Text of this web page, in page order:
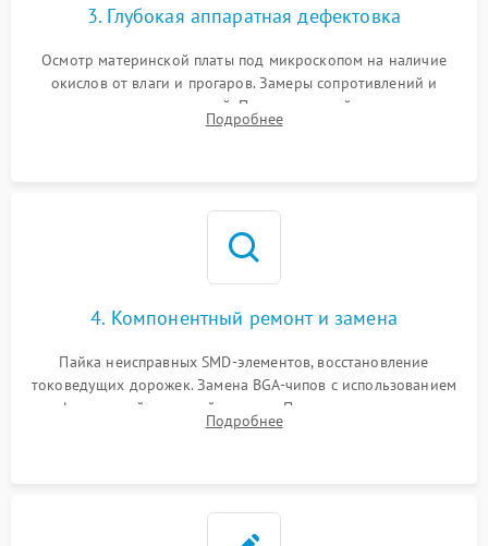
3. Глубокая аппаратная дефектовка
Осмотр материнской платы под микроскопом на наличие
окислов от влаги и прогаров. Замеры сопротивлений и
дежурных напряжений. Проверка цепей питания,
мультиконтроллера, процессора и видеочипа.
Подробнее
4. Компонентный ремонт и замена
Пайка неисправных SMD-элементов, восстановление
токоведущих дорожек. Замена BGA-чипов с использованием
инфракрасной паяльной станции. Прошивка микросхемы
BIOS или замена поврежденных портов USB
Подробнее